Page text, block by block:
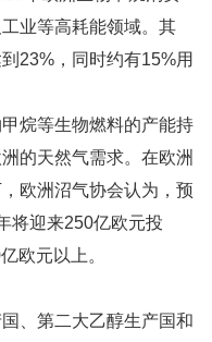
业等高耗能领域。其
23%，同时约有15%用
烷等生物燃料的产能持
的天然气需求。在欧洲
欧洲沼气协会认为，预
将迎来250亿欧元投
欧元以上。
、第二大乙醇生产国和